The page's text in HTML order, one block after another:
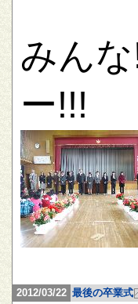
みん
ー!!!
2012/03/22 最後の卒業式